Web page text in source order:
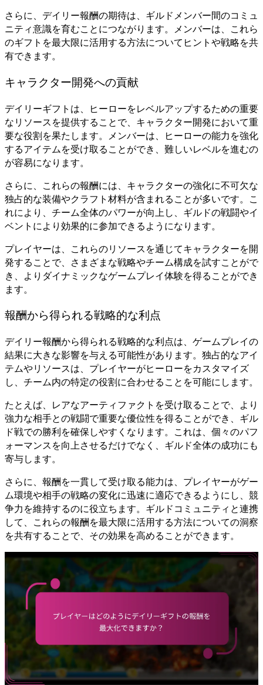
さらに、デイリー報酬の期待は、ギルドメンバー間のコミュ
ニティ意識を育むことにつながります。メンバーは、これら
のギフトを最大限に活用する方法についてヒントや戦略を共
有できます。
キャラクター開発への貢献
デイリーギフトは、ヒーローをレベルアップするための重要
なリソースを提供することで、キャラクター開発において重
要な役割を果たします。メンバーは、ヒーローの能力を強化
するアイテムを受け取ることができ、難しいレベルを進むの
が容易になります。
さらに、これらの報酬には、キャラクターの強化に不可欠な
独占的な装備やクラフト材料が含まれることが多いです。こ
れにより、チーム全体のパワーが向上し、ギルドの戦闘やイ
ベントにより効果的に参加できるようになります。
プレイヤーは、これらのリソースを通じてキャラクターを開
発することで、さまざまな戦略やチーム構成を試すことがで
き、よりダイナミックなゲームプレイ体験を得ることができ
ます。
報酬から得られる戦略的な利点
デイリー報酬から得られる戦略的な利点は、ゲームプレイの
結果に大きな影響を与える可能性があります。独占的なアイ
テムやリソースは、プレイヤーがヒーローをカスタマイズ
し、チーム内の特定の役割に合わせることを可能にします。
たとえば、レアなアーティファクトを受け取ることで、より
強力な相手との戦闘で重要な優位性を得ることができ、ギル
ド戦での勝利を確保しやすくなります。これは、個々のパフ
ォーマンスを向上させるだけでなく、ギルド全体の成功にも
寄与します。
さらに、報酬を一貫して受け取る能力は、プレイヤーがゲー
ム環境や相手の戦略の変化に迅速に適応できるようにし、競
争力を維持するのに役立ちます。ギルドコミュニティと連携
して、これらの報酬を最大限に活用する方法についての洞察
を共有することで、その効果を高めることができます。